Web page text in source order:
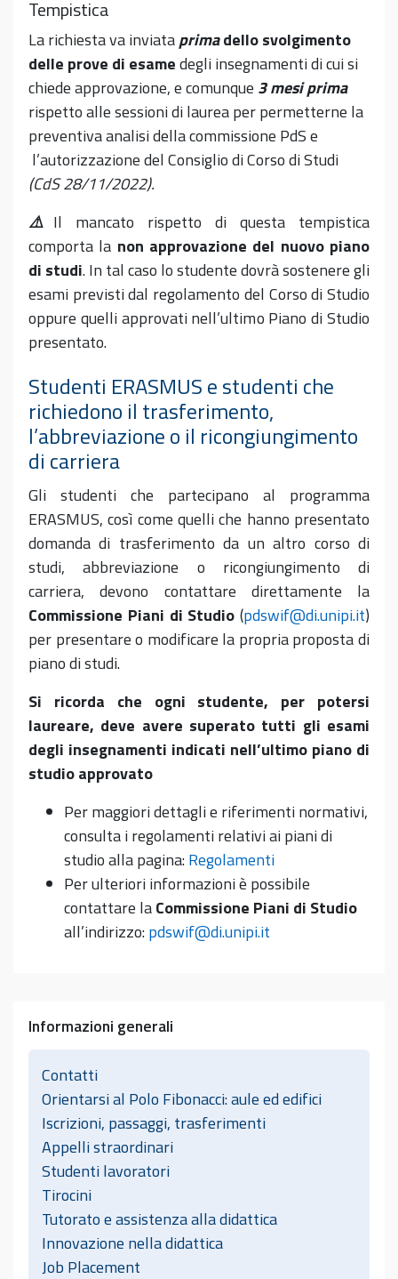
Tempistica
La richiesta va inviataprimadello svolgimento
delle prove di esamedegli insegnamenti di cui si
chiede approvazione, e comunque 3 mesi prima
rispetto alle sessioni di laurea per permetterne la
preventiva analisi della commissione PdS e
l’autorizzazione del Consiglio di Corso di Studi
(CdS 28/11/2022).
⚠️ Il mancato rispetto di questa tempistica
comporta la non approvazione del nuovo piano
di studi. In tal caso lo studente dovrà sostenere gli
esami previsti dal regolamento del Corso di Studio
oppure quelli approvati nell’ultimo Piano di Studio
presentato.
Studenti ERASMUS e studenti che
richiedono il trasferimento,
l’abbreviazione o il ricongiungimento
di carriera
Gli studenti che partecipano al programma
ERASMUS, così come quelli che hanno presentato
domanda di trasferimento da un altro corso di
studi, abbreviazione o ricongiungimento di
carriera, devono contattare direttamente la
Commissione Piani di Studio (pdswif@di.unipi.it)
per presentare o modificare la propria proposta di
piano di studi.
Si ricorda che ogni studente, per potersi
laureare, deve avere superato tutti gli esami
degli insegnamenti indicati nell’ultimo piano di
studio approvato
Per maggiori dettagli e riferimenti normativi,
consulta i regolamenti relativi ai piani di
studio alla pagina:Regolamenti
Per ulteriori informazioni è possibile
contattare laCommissione Piani di Studio
all’indirizzo:pdswif@di.unipi.it
Informazioni generali
Contatti
Orientarsi al Polo Fibonacci: aule ed edifici
Iscrizioni, passaggi, trasferimenti
Appelli straordinari
Studenti lavoratori
Tirocini
Tutorato e assistenza alla didattica
Innovazione nella didattica
Job Placement